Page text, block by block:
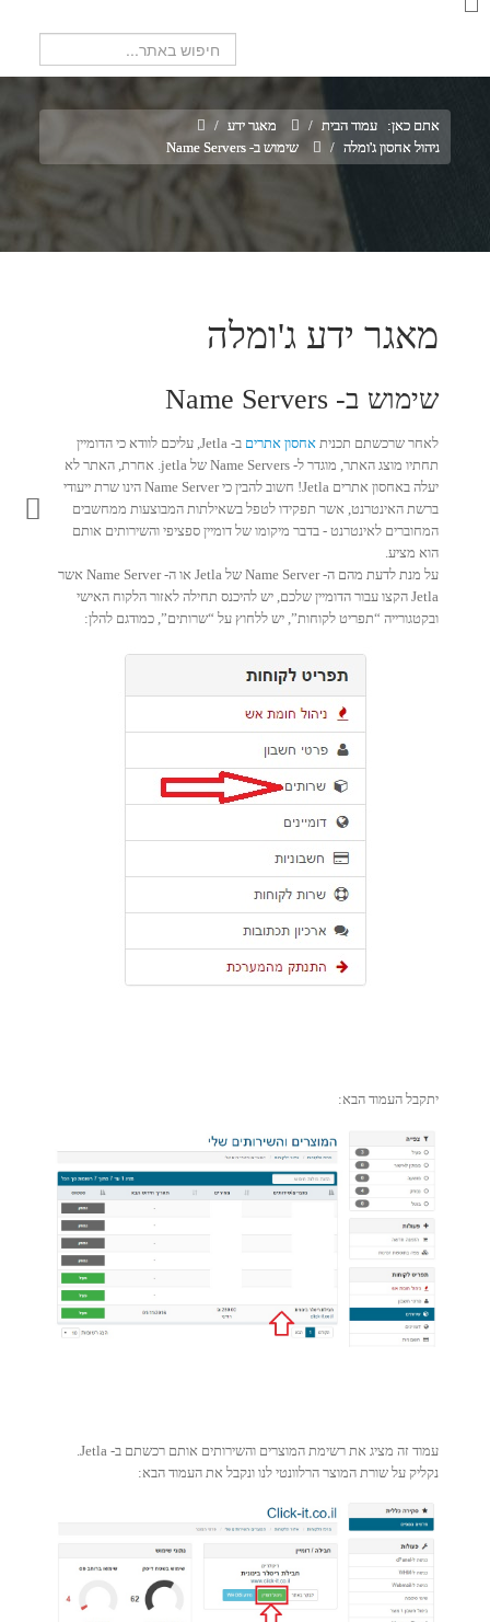
אתם כאן: עמוד הבית / מאגר ידע /
ניהול אחסון ג'ומלה / שימוש ב- Name Servers
מאגר ידע ג'ומלה
שימוש ב- Name Servers
לאחר שרכשתם תכנית אחסון אתרים
ב- Jetla, עליכם לוודא כי הדומיין
תחתיו מוצג האתר, מוגדר ל- Name Servers של jetla. אחרת, האתר לא
יעלה באחסון אתרים Jetla! חשוב להבין כי Name Server הינו שרת ייעודי
ברשת האינטרנט, אשר תפקידו לטפל בשאילתות המבוצעות ממחשבים
המחוברים לאינטרנט - בדבר מיקומו של דומיין ספציפי והשירותים אותם
הוא מציע.
על מנת לדעת מהם ה- Name Server של Jetla או ה- Name Server אשר
Jetla הקצו עבור הדומיין שלכם, יש להיכנס תחילה לאזור הלקוח האישי
ובקטגורייה “תפריט לקוחות”, יש ללחוץ על “שרותים”, כמודגם להלן:
יתקבל העמוד הבא:
עמוד זה מציג את רשימת המוצרים והשירותים אותם רכשתם ב- Jetla.
נקליק על שורת המוצר הרלוונטי לנו ונקבל את העמוד הבא: